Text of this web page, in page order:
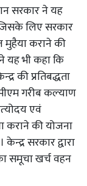
सरकार ने यह
लिए सरकार
कराने की
यह भी कहा कि
की प्रतिबद्धता
गरीब कल्‍याण
एवं
कराने की योजना
सरकार द्वारा
समूचा खर्च वहन